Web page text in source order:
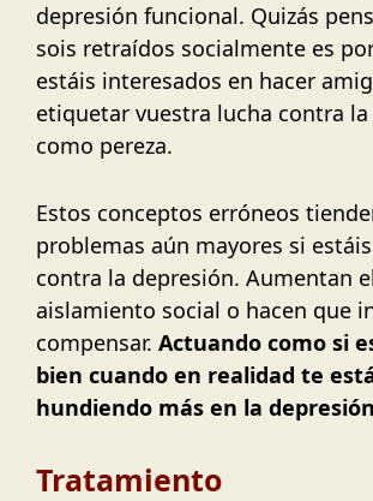
depresión funcional. Quizás
sois retraídos socialmente es
estáis interesados en hacer
etiquetar vuestra lucha contra
como pereza.
Estos conceptos erróneos
problemas aún mayores si
contra la depresión. Aumentan
aislamiento social o hacen que
compensar. Actuando como si
bien cuando en realidad te
hundiendo más en la
Tratamiento